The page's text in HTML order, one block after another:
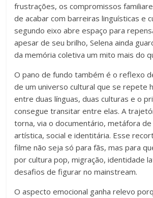
frustrações, os compromissos
de acabar com barreiras linguísticas e
segundo eixo abre espaço para
apesar de seu brilho, Selena ainda
da memória coletiva um mito mais do
O pano de fundo também é o reflexo
de um universo cultural que se repete
entre duas línguas, duas culturas e o
consegue transitar entre elas. A
torna, via o documentário, metáfora
artística, social e identitária. Esse
filme não seja só para fãs, mas para
por cultura pop, migração, identidade
desafios de figurar no mainstream.
O aspecto emocional ganha relevo